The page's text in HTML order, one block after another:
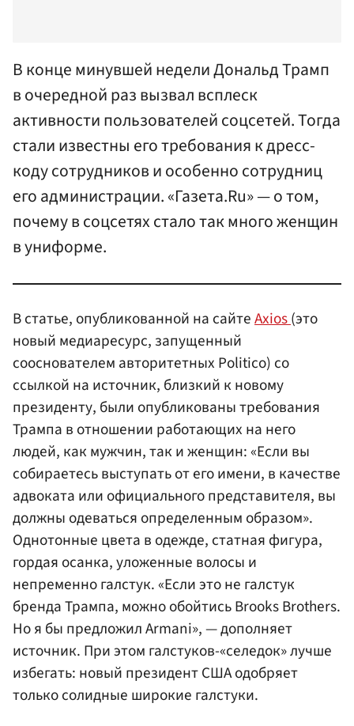
В конце минувшей недели Дональд Трамп
в очередной раз вызвал всплеск
активности пользователей соцсетей. Тогда
стали известны его требования к дресс-
коду сотрудников и особенно сотрудниц
его администрации. «Газета.Ru» — о том,
почему в соцсетях стало так много женщин
в униформе.
В статье, опубликованной на сайтеAxios(это
новый медиаресурс, запущенный
сооснователем авторитетных Politico) со
ссылкой на источник, близкий к новому
президенту, были опубликованы требования
Трампа в отношении работающих на него
людей, как мужчин, так и женщин: «Если вы
собираетесь выступать от его имени, в качестве
адвоката или официального представителя, вы
должны одеваться определенным образом».
Однотонные цвета в одежде, статная фигура,
гордая осанка, уложенные волосы и
непременно галстук. «Если это не галстук
бренда Трампа, можно обойтись Brooks Brothers.
Но я бы предложил Armani», — дополняет
источник. При этом галстуков-«селедок» лучше
избегать: новый президент США одобряет
только солидные широкие галстуки.